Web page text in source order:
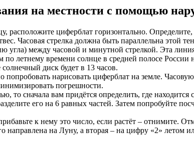
на местности с помощью
расположите циферблат горизонтально.
Часовая стрелка должна быть параллельна этой
угла) между часовой и минутной стрелкой. Эта
летнему времени солнце в средней полосе России
диск будет в 13 часов.
нарисовать циферблат на земле.
погрешности.
то сначала вам придётся определить, где
его на 6 равных частей. Затем попробуйте
к нему это число, если растёт – отнимите.
направлена на Луну, а вторая – на цифру «2» летом